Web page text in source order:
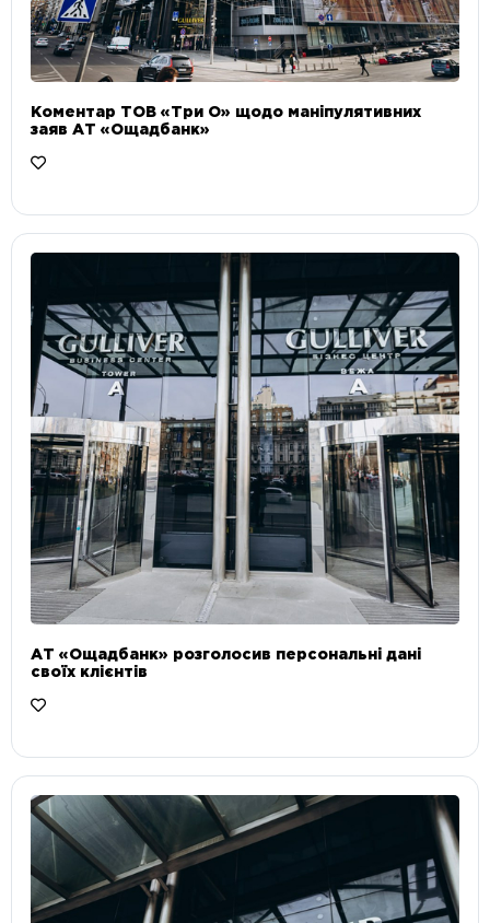
Коментар ТОВ «Три О» щодо маніпулятивних
заяв АТ «Ощадбанк»
АТ «Ощадбанк» розголосив персональні дані
своїх клієнтів